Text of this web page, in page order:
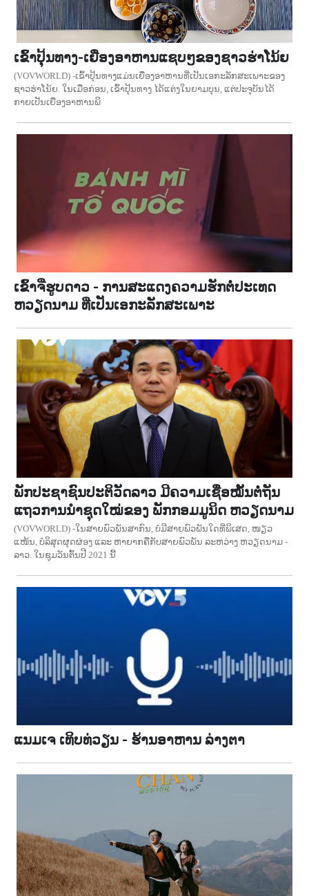
ເຂົ້າປຸ້ນທາງ-ເຍື່ອງອາຫານແຊບໆຂອງຊາວຮ່າໂນ້ຍ
(VOVWORLD) -ເຂົ້າປຸ້ນທາງແມ່ນເຍື່ອງອາຫານທີ່ເປັນເອກະລັກສະເພາະຂອງ
ຊາວຮ່າໂນ້ຍ. ໃນເມື່ອກ່ອນ, ເຂົ້າປຸ້ນທາງ ໄດ້ແຕ່ງໃນຍາມບຸນ, ແຕ່ປະຈຸບັນໄດ້
ກາຍເປັນເຍື່ອງອາຫານພິ
ເຂົ້າຈີ່ຮູບດາວ - ການສະແດງຄວາມຮັກຕໍ່ປະເທດ
ຫວຽດນາມ ທີ່ເປັນເອກະລັກສະເພາະ
ພັກປະຊາຊົນປະຕິວັດລາວ ມີຄວາມເຊື່ອໝັ້ນຕໍ່ຖັນ
ແຖວການນຳຊຸດໃໝ່ຂອງ ພັກກອມມູນິດ ຫວຽດນາມ
(VOVWORLD) -ໃນສາຍພົວພັນສາກົນ, ບໍ່ມີສາຍພົວພັນໃດທີ່ພິເສດ, ໜຽວ
ແໜ້ນ, ບໍລິສຸດຜຸດຜ່ອງ ແລະ ຫາຍາກຄືກັບສາຍພົວພັນ ລະຫວ່າງ ຫວຽດນາມ -
ລາວ. ໃນຊຸມວັນຕົ້ນປີ 2021 ນີ້
ແນມເຈ ເທິບທ່ວຽນ - ຮ້ານອາຫານ ລ່າງຕາ